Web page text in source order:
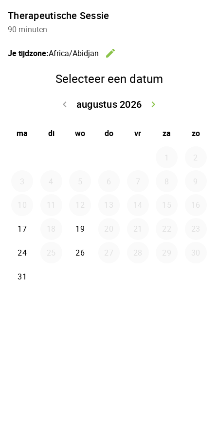
Therapeutische Sessie
90 minuten
Je tijdzone:Africa/Abidjan
edit
Selecteer een datum
augustus 2026
keyboard_arrow_left
keyboard_arrow_right
ma di wo do vr za zo
1 2
3 4 5 6 7 8 9
10 11 12 13 14 15 16
17 18 19 20 21 22 23
24 25 26 27 28 29 30
31